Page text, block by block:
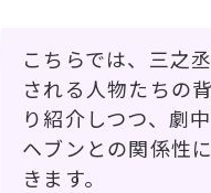
こちらでは、三之
される人物たちの
り紹介しつつ、劇
ヘブンとの関係性
きます。